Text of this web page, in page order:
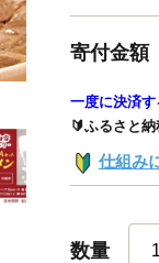
寄付金額
一度に決済す
🔰ふるさと
仕組み
数量